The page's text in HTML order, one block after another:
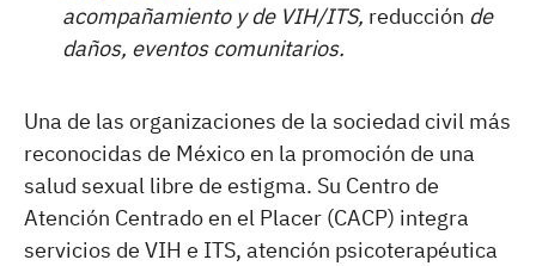
acompañamiento y de VIH/ITS, reducción de
daños, eventos comunitarios.
Una de las organizaciones de la sociedad civil más
reconocidas de México en la promoción de una
salud sexual libre de estigma. Su Centro de
Atención Centrado en el Placer (CACP) integra
servicios de VIH e ITS, atención psicoterapéutica